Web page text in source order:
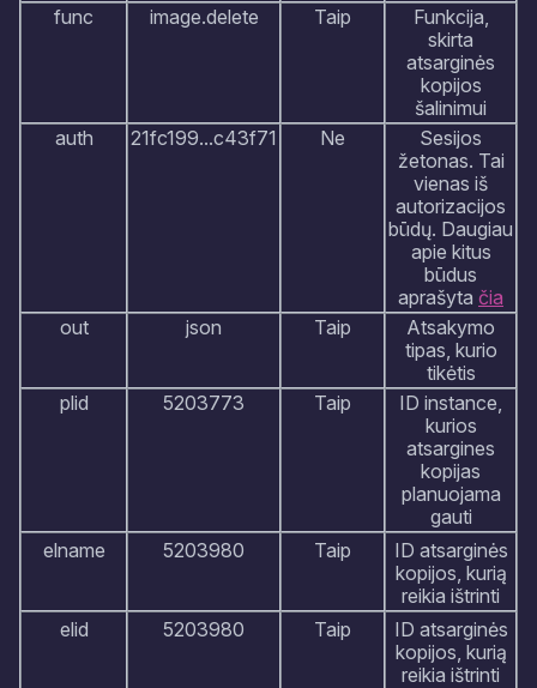
func
image.delete Taip
Funkcija,
skirta
atsarginės
kopijos
šalinimui
auth
21fc199...c43f71 Ne
Sesijos
žetonas. Tai
vienas iš
autorizacijos
būdų. Daugiau
apie kitus
būdus
aprašyta čia
out
json Taip
Atsakymo
tipas, kurio
tikėtis
plid
5203773 Taip
ID instance,
kurios
atsargines
kopijas
planuojama
gauti
elname
5203980 Taip
ID atsarginės
kopijos, kurią
reikia ištrinti
elid
5203980 Taip
ID atsarginės
kopijos, kurią
reikia ištrinti